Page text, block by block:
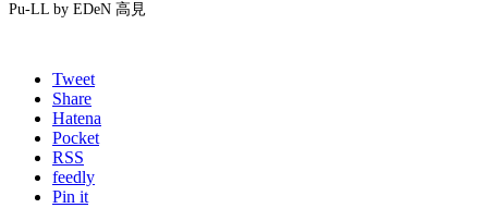
Pu-LL by EDeN 高見
Tweet
Share
Hatena
Pocket
RSS
feedly
Pin it